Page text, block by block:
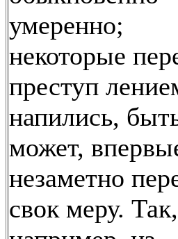
умеренно;
некоторые
преступ
напились,
может,
незаметно
свок меру. Так,